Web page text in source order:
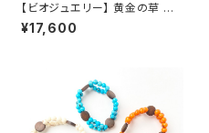
【ビオジュエリー】 黄金の草 カッ
ピンドウラード チェーンネックレ
ス ターコイズティアドロップ
¥17,600